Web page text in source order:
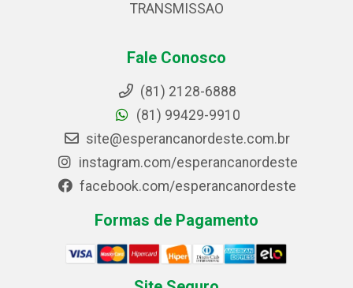
TRANSMISSAO
Fale Conosco
(81) 2128-6888
(81) 99429-9910
site@esperancanordeste.com.br
instagram.com/esperancanordeste
facebook.com/esperancanordeste
Formas de Pagamento